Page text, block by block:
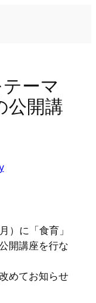
テーマ
公開講
）に「食育」
開講座を行な
めてお知らせ